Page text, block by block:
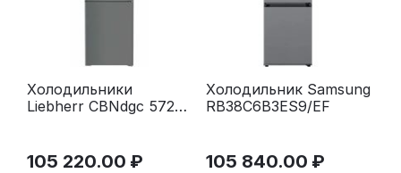
Холодильники
Liebherr CBNdgc 5723-
105 220.00 ₽
Холодильник Samsung
RB38C6B3ES9/EF
105 840.00 ₽